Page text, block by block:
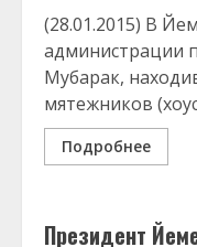
(28.01.2015) В
администрации
Мубарак,
мятежников
Подробнее
Президент